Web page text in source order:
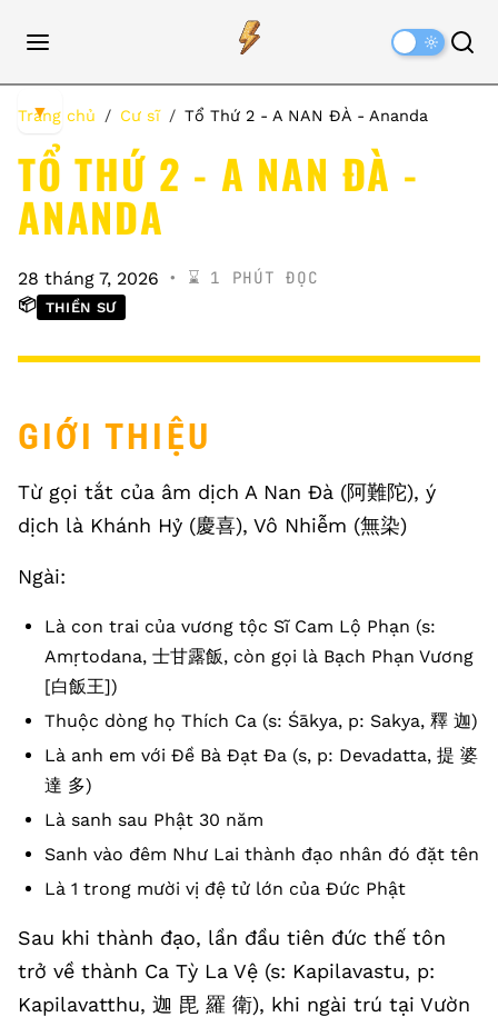
Trang chủ Cư sĩ Tổ Thứ 2 - A NAN ĐÀ - Ananda
TỔ THỨ 2 - A NAN ĐÀ -
ANANDA
28 tháng 7, 2026 ⌛️ 1 PHÚT ĐỌC
📦 THIỀN SƯ
GIỚI THIỆU
Từ gọi tắt của âm dịch A Nan Đà (阿難陀), ý
dịch là Khánh Hỷ (慶喜), Vô Nhiễm (無染)
Ngài:
Là con trai của vương tộc Sĩ Cam Lộ Phạn (s:
Amṛtodana, 士甘露飯, còn gọi là Bạch Phạn Vương
[白飯王])
Thuộc dòng họ Thích Ca (s: Śākya, p: Sakya, 釋 迦)
Là anh em với Đề Bà Đạt Đa (s, p: Devadatta, 提 婆
達 多)
Là sanh sau Phật 30 năm
Sanh vào đêm Như Lai thành đạo nhân đó đặt tên
Là 1 trong mười vị đệ tử lớn của Đức Phật
Sau khi thành đạo, lần đầu tiên đức thế tôn
trở về thành Ca Tỳ La Vệ (s: Kapilavastu, p:
Kapilavatthu, 迦 毘 羅 衛), khi ngài trú tại Vườn
▼